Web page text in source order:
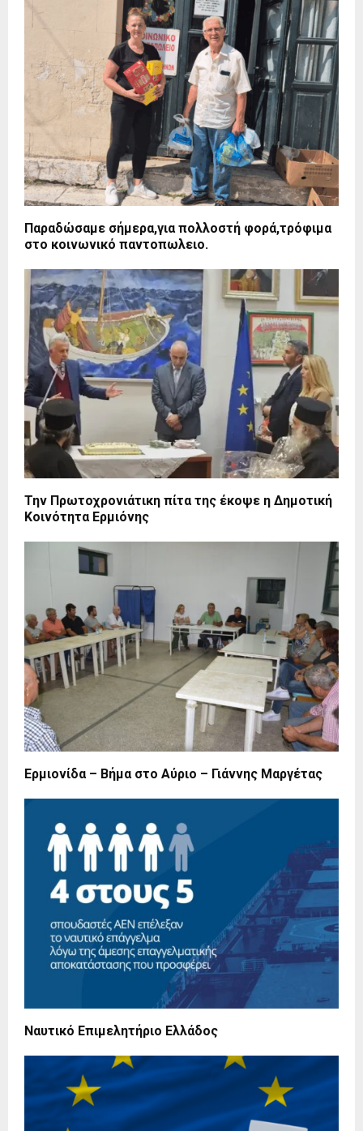
Παραδώσαμε σήμερα,για πολλοστή φορά,τρόφιμα
στο κοινωνικό παντοπωλειο.
Την Πρωτοχρονιάτικη πίτα της έκοψε η Δημοτική
Κοινότητα Ερμιόνης
Ερμιονίδα – Βήμα στο Αύριο – Γιάννης Μαργέτας
Ναυτικό Επιμελητήριο Ελλάδος